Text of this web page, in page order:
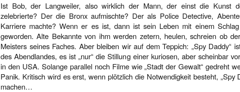
Ist Bob, der Langweiler, also wirklich der Mann, der einst die Kunst
zelebrierte? Der die Bronx aufmischte? Der als Police Detective,
Karriere machte? Wenn er es ist, dann ist sein Leben mit einem
geworden. Alte Bekannte von ihm werden zetern, heulen, schreien ob
Meisters seines Faches. Aber bleiben wir auf dem Teppich: „Spy Daddy“
des Abendlandes, es ist „nur“ die Stillung einer kuriosen, aber scheinbar
in den USA. Solange parallel noch Filme wie „Stadt der Gewalt“ gedreht
Panik. Kritisch wird es erst, wenn plötzlich die Notwendigkeit besteht, „Spy
machen…